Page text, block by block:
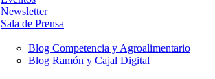
Newsletter
Sala de Prensa
Blog Competencia y Agroalimentario
Blog Ramón y Cajal Digital